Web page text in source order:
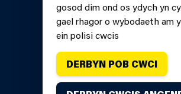
gosod dim ond os ydych yn
gael rhagor o wybodaeth am
ein polisi cwcis
DERBYN POB CWCI